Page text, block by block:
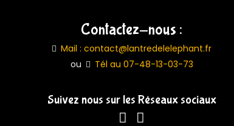
Contactez-nous :
Mail : contact@lantredelelephant.fr
ou
Tél au 07-48-13-03-73
Suivez nous sur les Réseaux sociaux